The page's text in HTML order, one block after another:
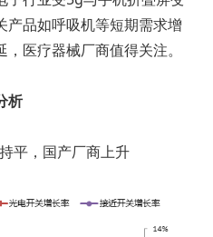
产品如呼吸机等短期需求增
医疗器械厂商值得关注。
析
平，国产厂商上升